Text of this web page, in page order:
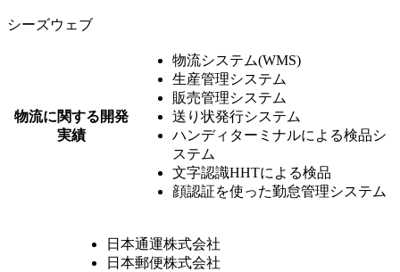
シーズウェブ
物流に関する開発
実績
物流システム(WMS)
生産管理システム
販売管理システム
送り状発行システム
ハンディターミナルによる検品シ
ステム
⽂字認識HHTによる検品
顔認証を使った勤怠管理システム
⽇本通運株式会社
⽇本郵便株式会社